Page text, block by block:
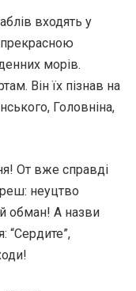
входять у
морів.
Він їх пізнав на
Головніна,
От вже справді
неуцтво
обман! А назви
“Сердите”,